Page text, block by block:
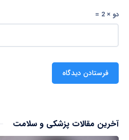
دو × 2 =
آخرین مقالات پزشکی و سلامت